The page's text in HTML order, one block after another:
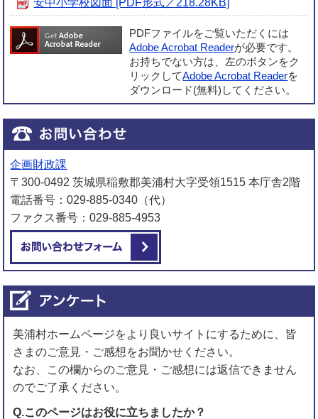
安中小学校図面 [PDF形式／218.28KB]
PDFファイルをご覧いただくには
Adobe Acrobat Readerが必要です。
お持ちでない方は、左のボタンをク
リックしてAdobe Acrobat Readerを
ダウンロード(無料)してください。
企画財政課
〒300-0492 茨城県稲敷郡美浦村大字受領1515 本庁舎2階
電話番号：029-885-0340（代）
ファクス番号：029-885-4953
美浦村ホームページをより良いサイトにするために、皆
さまのご意見・ご感想をお聞かせください。
なお、この欄からのご意見・ご感想には返信できません
のでご了承ください。
Q.このページはお役に立ちましたか？